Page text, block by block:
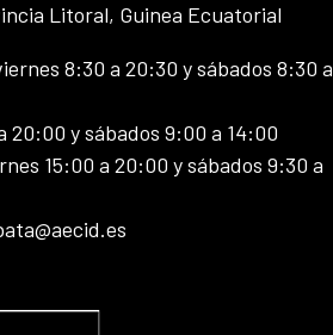
Litoral, Guinea Ecuatorial
8:30 a 20:30 y sábados 8:30 a
20:00 y sábados 9:00 a 14:00
15:00 a 20:00 y sábados 9:30 a